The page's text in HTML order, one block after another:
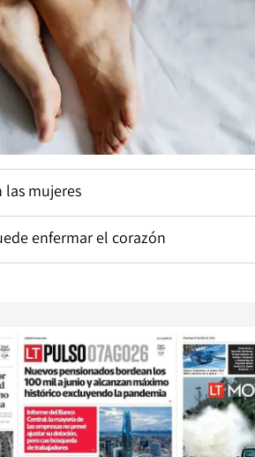
las mujeres
enfermar el corazón
Opens in new window Opens in